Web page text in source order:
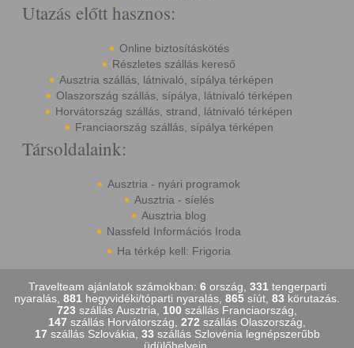
Utazás előtt hasznos:
Online biztosításkötés
Részletes szállás kereső
Ausztria szállás, látnivaló, sípálya térképen
Olaszország szállás, sípálya, látnivaló térképen
Horvátország szállás, strand, látnivaló térképen
Franciaország szállás, sípálya térképen
Társoldalaink:
Ausztria - nyári programok
Ausztria - síelés
Ausztria blog
Nassfeld Információs Iroda
Ha térkép kell: Frigoria
Travelteam ajánlatok számokban: 6ország, 331tengerparti
nyaralás, 881 hegyvidéki/tóparti nyaralás, 865 síút, 83 körutazás.
723 szállás Ausztria, 100 szállás Franciaország,
147 szállás Horvátország, 272 szállás Olaszország,
17 szállás Szlovákia, 33 szállás Szlovénia legnépszerűbb